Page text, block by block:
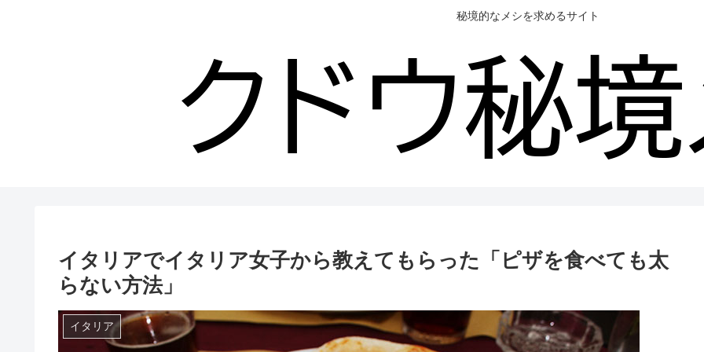
秘境的なメシを求めるサイト
イタリアでイタリア女子から教えてもらった「ピザを食べても太
らない方法」
イタリア